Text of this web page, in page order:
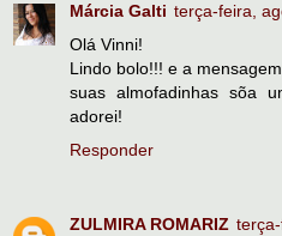
Márcia Galti terça-feira,
Olá Vinni!
Lindo bolo!!! e a
suas almofadinhas sõa
adorei!
Responder
ZULMIRA ROMARIZ